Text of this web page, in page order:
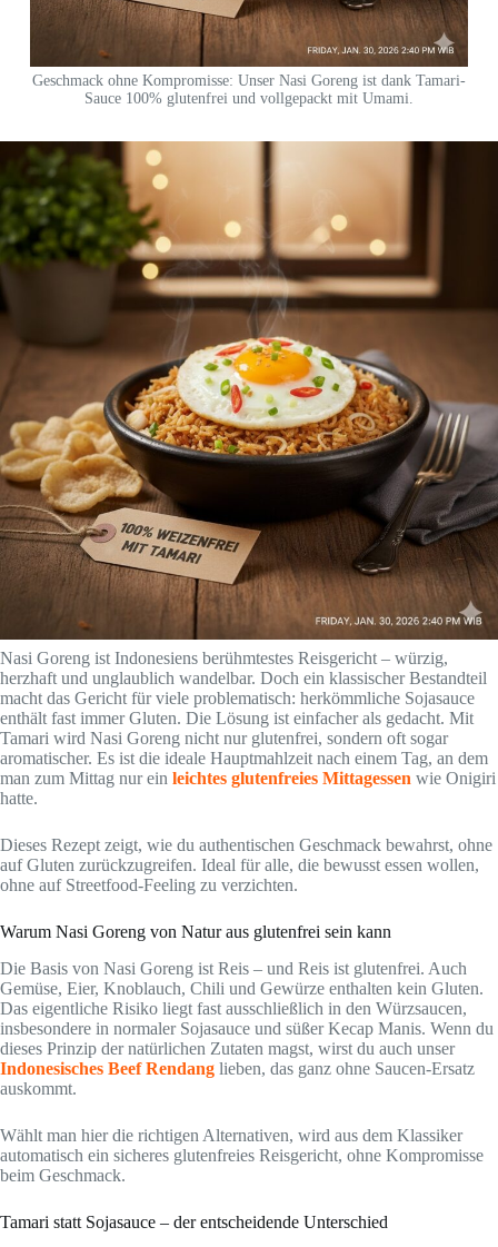
Geschmack ohne Kompromisse: Unser Nasi Goreng ist dank Tamari-
Sauce 100% glutenfrei und vollgepackt mit Umami.
Nasi Goreng ist Indonesiens berühmtestes Reisgericht – würzig,
herzhaft und unglaublich wandelbar. Doch ein klassischer Bestandteil
macht das Gericht für viele problematisch: herkömmliche Sojasauce
enthält fast immer Gluten. Die Lösung ist einfacher als gedacht. Mit
Tamari wird Nasi Goreng nicht nur glutenfrei, sondern oft sogar
aromatischer. Es ist die ideale Hauptmahlzeit nach einem Tag, an dem
man zum Mittag nur ein leichtes glutenfreies Mittagessen wie Onigiri
hatte.
Dieses Rezept zeigt, wie du authentischen Geschmack bewahrst, ohne
auf Gluten zurückzugreifen. Ideal für alle, die bewusst essen wollen,
ohne auf Streetfood-Feeling zu verzichten.
Warum Nasi Goreng von Natur aus glutenfrei sein kann
Die Basis von Nasi Goreng ist Reis – und Reis ist glutenfrei. Auch
Gemüse, Eier, Knoblauch, Chili und Gewürze enthalten kein Gluten.
Das eigentliche Risiko liegt fast ausschließlich in den Würzsaucen,
insbesondere in normaler Sojasauce und süßer Kecap Manis. Wenn du
dieses Prinzip der natürlichen Zutaten magst, wirst du auch unser
Indonesisches Beef Rendang lieben, das ganz ohne Saucen-Ersatz
auskommt.
Wählt man hier die richtigen Alternativen, wird aus dem Klassiker
automatisch ein sicheres glutenfreies Reisgericht, ohne Kompromisse
beim Geschmack.
Tamari statt Sojasauce – der entscheidende Unterschied